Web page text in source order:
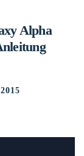
Alpha